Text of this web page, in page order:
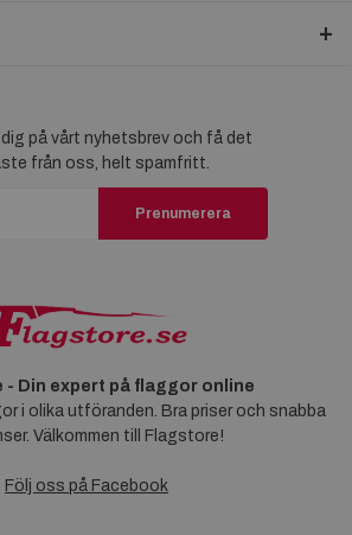
på vårt nyhetsbrev och få det
från oss, helt spamfritt.
Prenumerera
- Din expert på flaggor online
i olika utföranden. Bra priser och snabba
Välkommen till Flagstore!
Följ oss på Facebook